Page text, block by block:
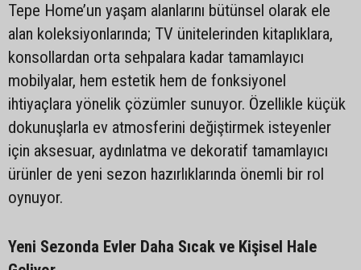
Tepe Home’un yaşam alanlarını bütünsel olarak ele
alan koleksiyonlarında; TV ünitelerinden kitaplıklara,
konsollardan orta sehpalara kadar tamamlayıcı
mobilyalar, hem estetik hem de fonksiyonel
ihtiyaçlara yönelik çözümler sunuyor. Özellikle küçük
dokunuşlarla ev atmosferini değiştirmek isteyenler
için aksesuar, aydınlatma ve dekoratif tamamlayıcı
ürünler de yeni sezon hazırlıklarında önemli bir rol
oynuyor.
Yeni Sezonda Evler Daha Sıcak ve Kişisel Hale